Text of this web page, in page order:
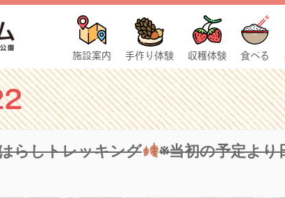
施設案内 手作り体験 収穫体験 食べる
らしトレッキング ※当初の予定よ